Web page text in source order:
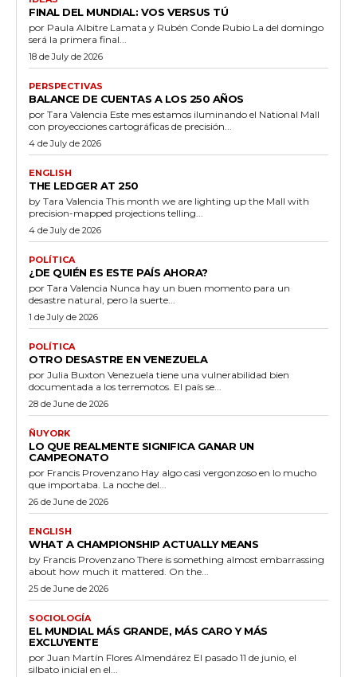
FINAL DEL MUNDIAL: VOS VERSUS TÚ
por Paula Albitre Lamata y Rubén Conde Rubio La del domingo
será la primera final...
18 de July de 2026
PERSPECTIVAS
BALANCE DE CUENTAS A LOS 250 AÑOS
por Tara Valencia Este mes estamos iluminando el National Mall
con proyecciones cartográficas de precisión...
4 de July de 2026
ENGLISH
THE LEDGER AT 250
by Tara Valencia This month we are lighting up the Mall with
precision-mapped projections telling...
4 de July de 2026
POLÍTICA
¿DE QUIÉN ES ESTE PAÍS AHORA?
por Tara Valencia Nunca hay un buen momento para un
desastre natural, pero la suerte...
1 de July de 2026
POLÍTICA
OTRO DESASTRE EN VENEZUELA
por Julia Buxton Venezuela tiene una vulnerabilidad bien
documentada a los terremotos. El país se...
28 de June de 2026
ÑUYORK
LO QUE REALMENTE SIGNIFICA GANAR UN
CAMPEONATO
por Francis Provenzano Hay algo casi vergonzoso en lo mucho
que importaba. La noche del...
26 de June de 2026
ENGLISH
WHAT A CHAMPIONSHIP ACTUALLY MEANS
by Francis Provenzano There is something almost embarrassing
about how much it mattered. On the...
25 de June de 2026
SOCIOLOGÍA
EL MUNDIAL MÁS GRANDE, MÁS CARO Y MÁS
EXCLUYENTE
por Juan Martín Flores Almendárez El pasado 11 de junio, el
silbato inicial en el...